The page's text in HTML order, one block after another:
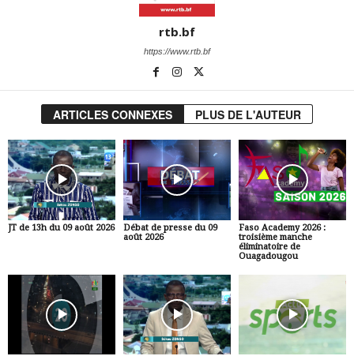
rtb.bf
https://www.rtb.bf
ARTICLES CONNEXES PLUS DE L'AUTEUR
JT de 13h du 09 août 2026
Débat de presse du 09
août 2026
Faso Academy 2026 :
troisième manche
éliminatoire de
Ouagadougou